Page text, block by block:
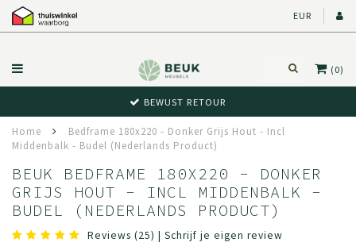
EUR
(0)
BEWUST RETOUR
Home
Bedframe 180x220 - Donker Grijs Hout - Incl
Middenbalk - Budel (Nederlands Product)
BEUK BEDFRAME 180X220 - DONKER
GRIJS HOUT - INCL MIDDENBALK -
BUDEL (NEDERLANDS PRODUCT)
Reviews (25) | Schrijf je eigen review